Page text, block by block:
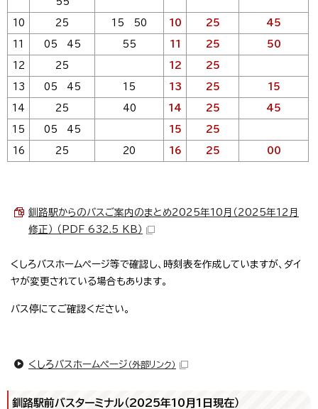
10 25 15 50 10 25 45
11 05 45 55 11 25 50
12 25 12 25
13 05 45 15 13 25 15
14 25 40 14 25 45
15 05 45 15 25
16 25 20 16 25 00
釧路駅からのバスご案内のまとめ2025年10月（2025年12月
修正） （PDF 632.5 KB）
くしろバスホームページ等で確認し、時刻表を作成していますが、ダイ
ヤが変更されている場合もあります。
バス停にてご確認ください。
くしろバスホームページ （外部リンク）
釧路駅前バスターミナル（2025年10月1日現在）